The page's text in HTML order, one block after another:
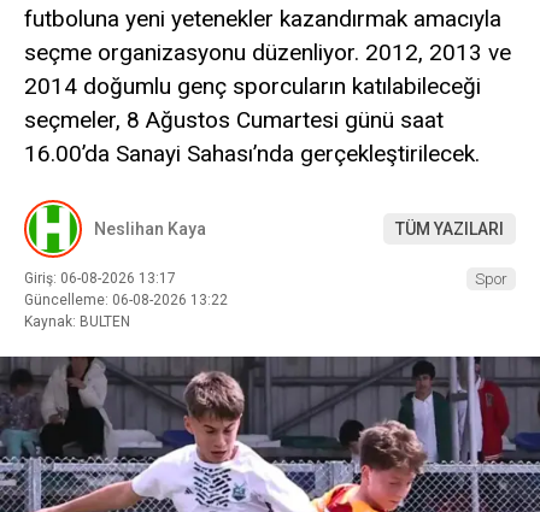
futboluna yeni yetenekler kazandırmak amacıyla
seçme organizasyonu düzenliyor. 2012, 2013 ve
2014 doğumlu genç sporcuların katılabileceği
seçmeler, 8 Ağustos Cumartesi günü saat
16.00’da Sanayi Sahası’nda gerçekleştirilecek.
Neslihan Kaya TÜM YAZILARI
Giriş: 06-08-2026 13:17
Güncelleme: 06-08-2026 13:22
Kaynak: BULTEN
Spor